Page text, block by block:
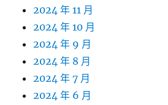
2024 年 11 月
2024 年 10 月
2024 年 9 月
2024 年 8 月
2024 年 7 月
2024 年 6 月